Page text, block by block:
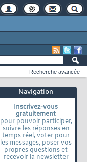
Recherche avancée
Navigation
Inscrivez-vous
gratuitement
pour pouvoir participer,
suivre les réponses en
temps réel, voter pour
les messages, poser vos
propres questions et
recevoir la newsletter